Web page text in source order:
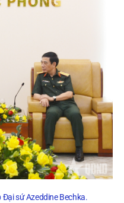
sứ Azeddine Bechka.